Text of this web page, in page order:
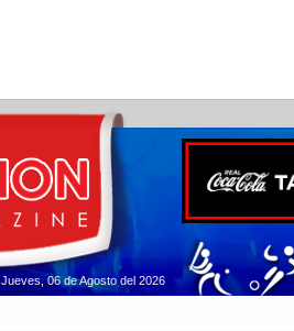
Jueves, 06 de Agosto del 2026